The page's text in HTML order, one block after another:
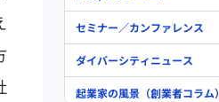
セミナー／カンファレンス
ダイバーシティニュース
起業家の風景（創業者コラム）